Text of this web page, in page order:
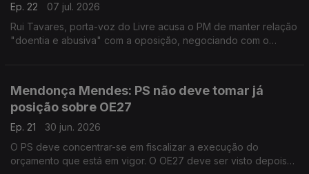
Ep. 22
07 jul. 2026
Rui Tavares, porta-voz do Livre acusa o PM de manter relação
"doentia e abusiva" com a oposição, negociando com o
Mendonça Mendes: PS não deve tomar já
posição sobre OE27
Ep. 21
30 jun. 2026
O PS deve concentrar-se em fiscalizar a execução do
orçamento que está em vigor. O OE27 deve ser visto depois